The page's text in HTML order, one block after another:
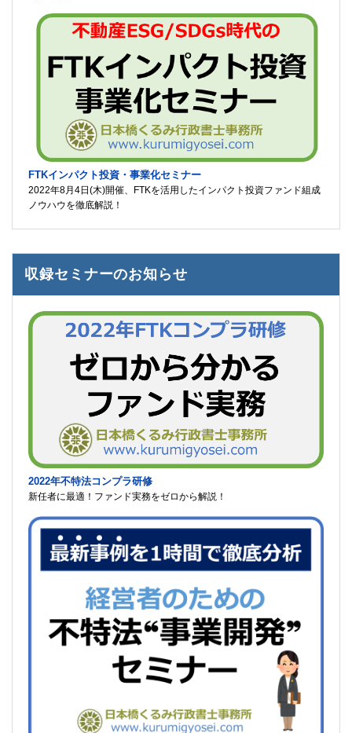
FTKインパクト投資・事業化セミナー
2022年8月4日(木)開催、FTKを活用したインパクト投資ファンド組成
ノウハウを徹底解説！
収録セミナーのお知らせ
2022年不特法コンプラ研修
新任者に最適！ファンド実務をゼロから解説！